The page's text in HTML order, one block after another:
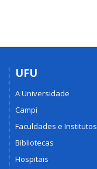
UFU
A Universidade
Campi
Faculdades e Institutos
Bibliotecas
Hospitais